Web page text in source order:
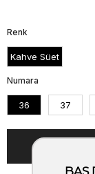
Renk
Kahve Süet
Numara
36 37